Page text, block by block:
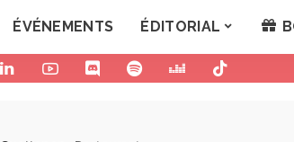
ÉVÉNEMENTS ÉDITORIAL